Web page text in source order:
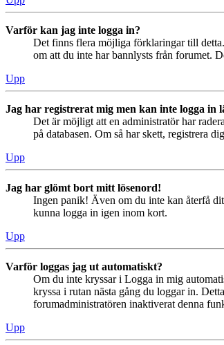
Varför kan jag inte logga in?
Det finns flera möjliga förklaringar till
om att du inte har bannlysts från forumet.
Upp
Jag har registrerat mig men kan inte logga in
Det är möjligt att en administratör har
på databasen. Om så har skett, registrera
Upp
Jag har glömt bort mitt lösenord!
Ingen panik! Även om du inte kan återfå
kunna logga in igen inom kort.
Upp
Varför loggas jag ut automatiskt?
Om du inte kryssar i Logga in mig
kryssa i rutan nästa gång du loggar in.
forumadministratören inaktiverat denna
Upp